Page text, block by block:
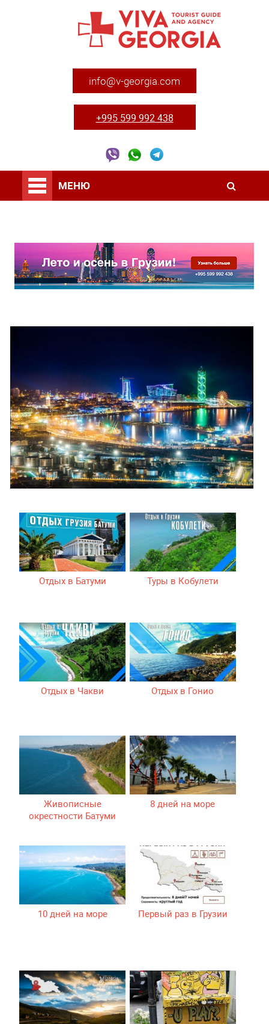
info@v-georgia.com
+995 599 992 438
МЕНЮ
Отдых в Батуми Туры в Кобулети
Отдых в Чакви Отдых в Гонио
Живописные
окрестности Батуми
8 дней на море
10 дней на море Первый раз в Грузии